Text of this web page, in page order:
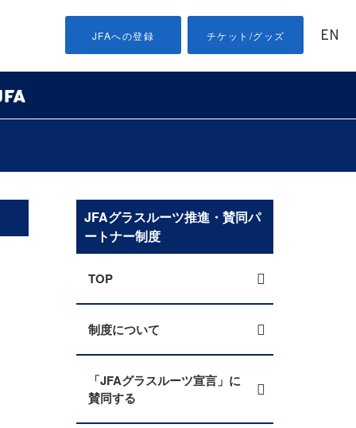
JFAへの登録 チケット/グッズ EN
JFAグラスルーツ推進・賛同パ
ートナー制度
TOP
制度について
「JFAグラスルーツ宣言」に
賛同する